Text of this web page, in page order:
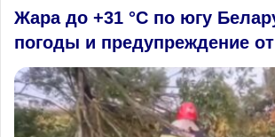
Жара до +31 °C по югу
погоды и предупреждение